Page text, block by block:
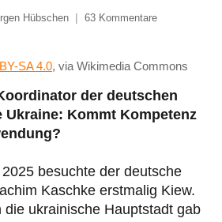
Hübschen 63 Kommentare
SA 4.0, via Wikimedia Commons
der deutschen
Kommt Kompetenz
besuchte der deutsche
Kaschke erstmalig Kiew.
die ukrainische Hauptstadt gab